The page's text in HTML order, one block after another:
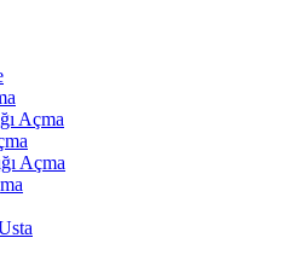
Açma
Açma